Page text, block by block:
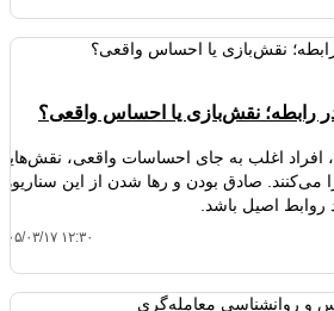
نقش‌بازی یا احساس واقعی؟
افراد اغلب به جای احساسات واقعی،
می‌کنند. صادق بودن و رها شدن از این سناریوها
روابط اصیل باشد.
۱۴۰۵/۰۳/۱۷